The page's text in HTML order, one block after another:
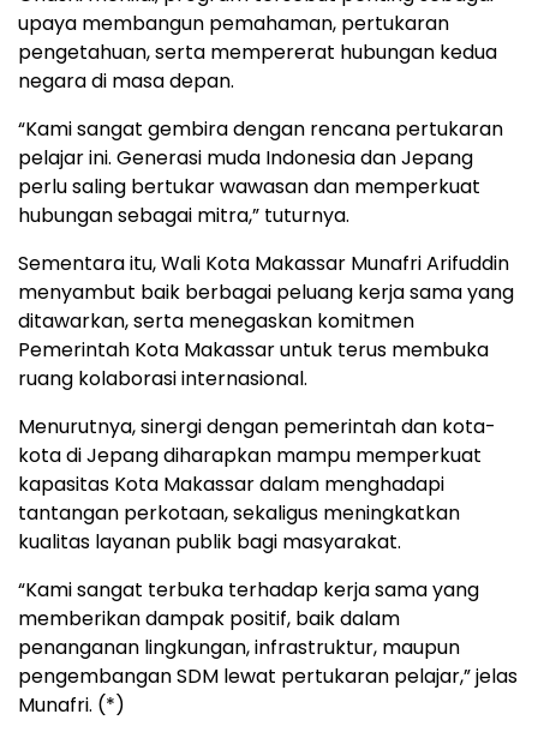
upaya membangun pemahaman, pertukaran
pengetahuan, serta mempererat hubungan kedua
negara di masa depan.
“Kami sangat gembira dengan rencana pertukaran
pelajar ini. Generasi muda Indonesia dan Jepang
perlu saling bertukar wawasan dan memperkuat
hubungan sebagai mitra,” tuturnya.
Sementara itu, Wali Kota Makassar Munafri Arifuddin
menyambut baik berbagai peluang kerja sama yang
ditawarkan, serta menegaskan komitmen
Pemerintah Kota Makassar untuk terus membuka
ruang kolaborasi internasional.
Menurutnya, sinergi dengan pemerintah dan kota-
kota di Jepang diharapkan mampu memperkuat
kapasitas Kota Makassar dalam menghadapi
tantangan perkotaan, sekaligus meningkatkan
kualitas layanan publik bagi masyarakat.
“Kami sangat terbuka terhadap kerja sama yang
memberikan dampak positif, baik dalam
penanganan lingkungan, infrastruktur, maupun
pengembangan SDM lewat pertukaran pelajar,” jelas
Munafri. (*)